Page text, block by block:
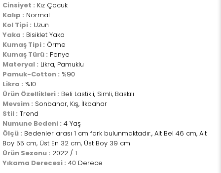
Cinsiyet : Kız Çocuk
Kalıp : Normal
Kol Tipi : Uzun
Yaka : Bisiklet Yaka
Kumaş Tipi : Örme
Kumaş Türü : Penye
Materyal : Likra, Pamuklu
Pamuk-Cotton : %90
Likra : %10
Ürün Özellikleri : Beli Lastikli, Simli, Baskılı
Mevsim : Sonbahar, Kış, İlkbahar
Stil : Trend
Numune Bedeni : 4 Yaş
Ölçü : Bedenler arası 1 cm fark bulunmaktadır., Alt Bel 46 cm, Alt
Boy 55 cm, Üst En 32 cm, Üst Boy 39 cm
Ürün Sezonu : 2022 / 1
Yıkama Derecesi : 40 Derece